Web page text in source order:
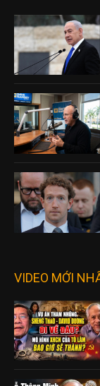
VIDEO MỚI